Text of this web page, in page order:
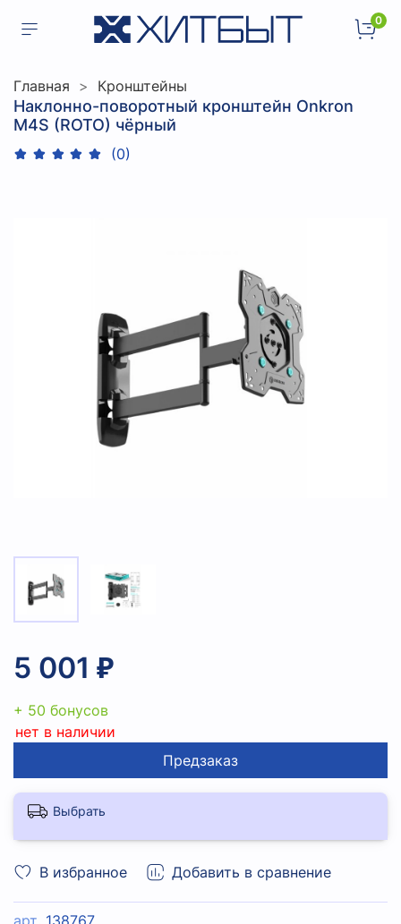
0
Главная Кронштейны
Наклонно-поворотный кронштейн Onkron
M4S (ROTO) чёрный
(0)
В избранное Добавить в сравнение
5 001 ₽
+ 50 бонусов
нет в наличии
Предзаказ
Выбрать